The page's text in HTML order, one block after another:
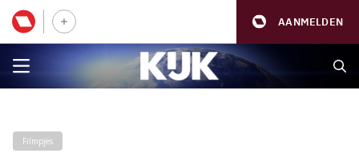
AANMELDEN
Filmpjes